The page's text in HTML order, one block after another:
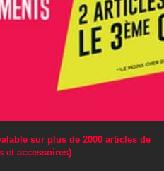
sur plus de 2000 articles de
et accessoires)